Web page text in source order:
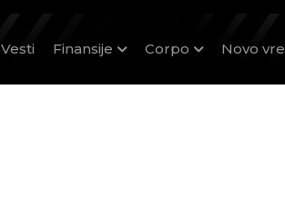
Vesti Finansije Corpo Novo